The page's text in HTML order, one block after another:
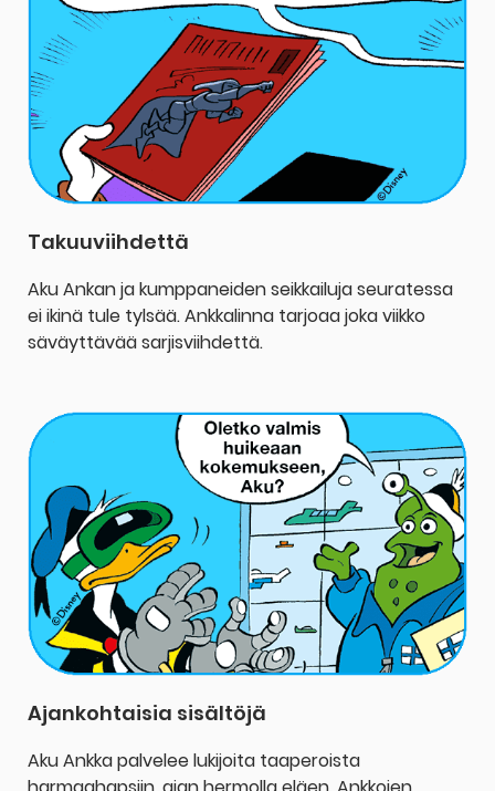
Takuuviihdettä
Aku Ankan ja kumppaneiden seikkailuja seuratessa
ei ikinä tule tylsää. Ankkalinna tarjoaa joka viikko
säväyttävää sarjisviihdettä.
Ajankohtaisia sisältöjä
Aku Ankka palvelee lukijoita taaperoista